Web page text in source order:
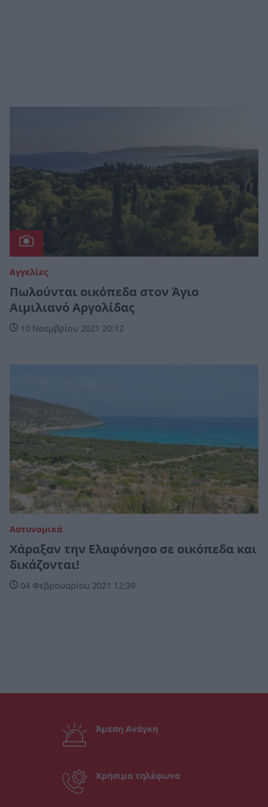
Αγγελίες
Πωλούνται οικόπεδα στον Άγιο
Αιμιλιανό Αργολίδας
10 Νοεμβρίου 2021 20:12
Αστυνομικά
Χάραξαν την Ελαφόνησο σε οικόπεδα και
δικάζονται!
04 Φεβρουαρίου 2021 12:39
Άμεση Ανάγκη
Χρήσιμα τηλέφωνα